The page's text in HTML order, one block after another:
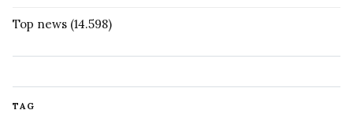
Top news (14.598)
TAG